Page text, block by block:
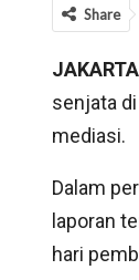
Share
senjata
mediasi.
Dalam
laporan
hari